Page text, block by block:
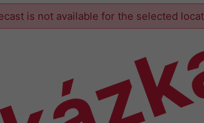
is not available for the selected